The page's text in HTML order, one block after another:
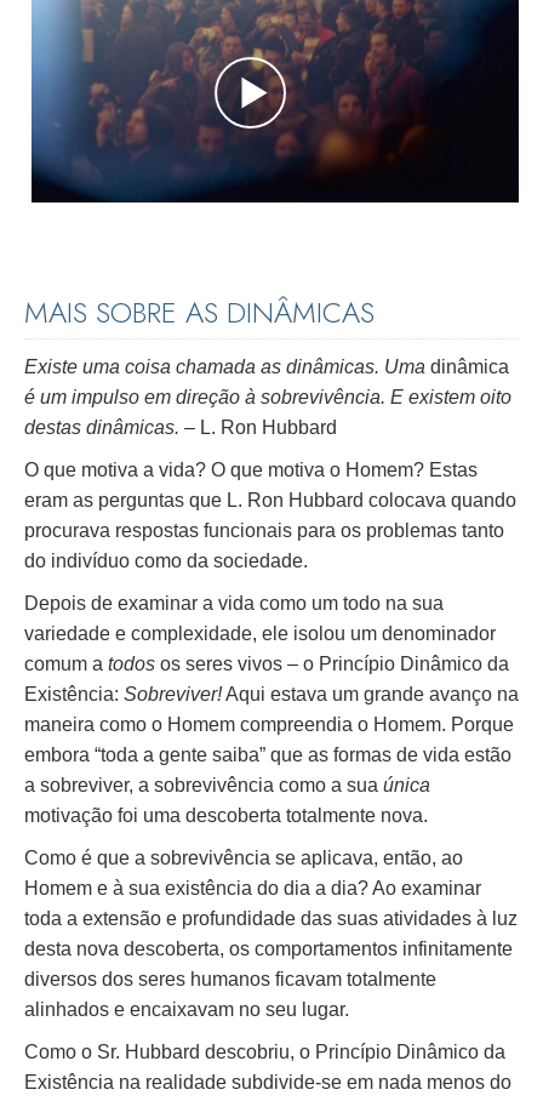
MAIS SOBRE AS DINÂMICAS
Existe uma coisa chamada as dinâmicas. Uma dinâmica
é um impulso em direção à sobrevivência. E existem oito
destas dinâmicas. – L. Ron Hubbard
O que motiva a vida? O que motiva o Homem? Estas
eram as perguntas que L. Ron Hubbard colocava quando
procurava respostas funcionais para os problemas tanto
do indivíduo como da sociedade.
Depois de examinar a vida como um todo na sua
variedade e complexidade, ele isolou um denominador
comum a todos os seres vivos – o Princípio Dinâmico da
Existência: Sobreviver!Aqui estava um grande avanço na
maneira como o Homem compreendia o Homem. Porque
embora “toda a gente saiba” que as formas de vida estão
a sobreviver, a sobrevivência como a sua única
motivação foi uma descoberta totalmente nova.
Como é que a sobrevivência se aplicava, então, ao
Homem e à sua existência do dia a dia? Ao examinar
toda a extensão e profundidade das suas atividades à luz
desta nova descoberta, os comportamentos infinitamente
diversos dos seres humanos ficavam totalmente
alinhados e encaixavam no seu lugar.
Como o Sr. Hubbard descobriu, o Princípio Dinâmico da
Existência na realidade subdivide-se em nada menos do